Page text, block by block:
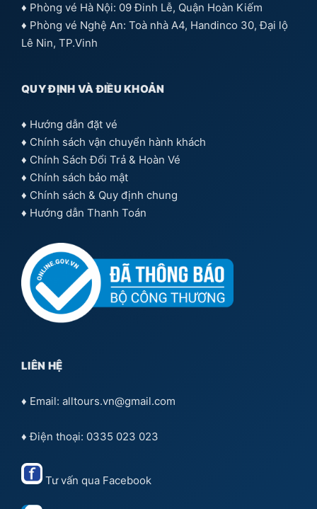
♦ Phòng vé Hà Nội: 09 Đinh Lễ, Quận Hoàn Kiếm
♦ Phòng vé Nghệ An: Toà nhà A4, Handinco 30, Đại lộ
Lê Nin, TP.Vinh
QUY ĐỊNH VÀ ĐIỀU KHOẢN
♦ Hướng dẫn đặt vé
♦ Chính sách vận chuyển hành khách
♦ Chính Sách Đổi Trả & Hoàn Vé
♦ Chính sách bảo mật
♦ Chính sách & Quy định chung
♦ Hướng dẫn Thanh Toán
LIÊN HỆ
♦ Email: alltours.vn@gmail.com
♦ Điện thoại: 0335 023 023
Tư vấn qua Facebook